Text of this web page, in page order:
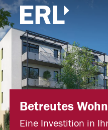
Betreutes
Eine Investition in